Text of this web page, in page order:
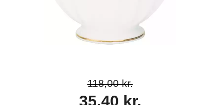
118,00 kr.
35,40 kr.